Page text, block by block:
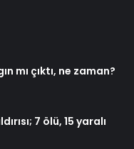
mı çıktı, ne zaman?
7 ölü, 15 yaralı